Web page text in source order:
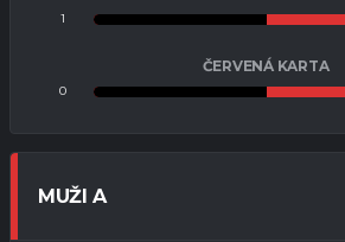
1
ČERVENÁ KARTA
0
MUŽI A